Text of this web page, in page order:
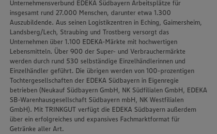
Unternehmensverbund EDEKA Südbayern Arbeitsplätze für
insgesamt rund 27.000 Menschen, darunter etwa 1.300
Auszubildende. Aus seinen Logistikzentren in Eching, Gaimersheim,
Landsberg/Lech, Straubing und Trostberg versorgt das
Unternehmen über 1.100 EDEKA-Märkte mit hochwertigen
Lebensmitteln. Über 900 der Super- und Verbrauchermärkte
werden durch rund 530 selbständige Einzelhändlerinnen und
Einzelhändler geführt. Die übrigen werden von 100-prozentigen
Tochtergesellschaften der EDEKA Südbayern in Eigenregie
betrieben (Neukauf Südbayern GmbH, NK Südfilialen GmbH, EDEKA
SB-Warenhausgesellschaft Südbayern mbH, NK Westfilialen
GmbH). Mit TRINKGUT verfügt die EDEKA Südbayern außerdem
über ein erfolgreiches und expansives Fachmarktformat für
Getränke aller Art.